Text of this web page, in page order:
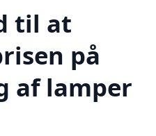
til at
på
af lamper